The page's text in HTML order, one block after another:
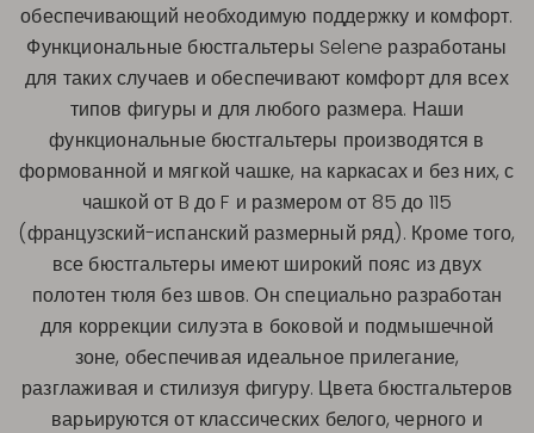
обеспечивающий необходимую поддержку и комфорт.
Функциональные бюстгальтеры Selene разработаны
для таких случаев и обеспечивают комфорт для всех
типов фигуры и для любого размера. Наши
функциональные бюстгальтеры производятся в
формованной и мягкой чашке, на каркасах и без них, с
чашкой от B до F и размером от 85 до 115
(французский-испанский размерный ряд). Кроме того,
все бюстгальтеры имеют широкий пояс из двух
полотен тюля без швов. Он специально разработан
для коррекции силуэта в боковой и подмышечной
зоне, обеспечивая идеальное прилегание,
разглаживая и стилизуя фигуру. Цвета бюстгальтеров
варьируются от классических белого, черного и